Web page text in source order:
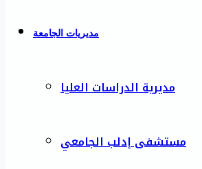
مديريات الجامعة
مديرية الدراسات العليا
مستشفى إدلب الجامعي